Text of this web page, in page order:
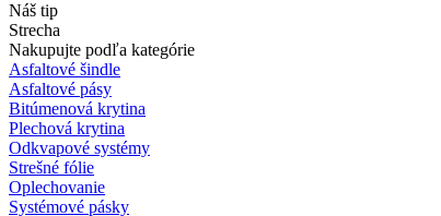
Náš tip
Strecha
Nakupujte podľa kategórie
Asfaltové šindle
Asfaltové pásy
Bitúmenová krytina
Plechová krytina
Odkvapové systémy
Strešné fólie
Oplechovanie
Systémové pásky